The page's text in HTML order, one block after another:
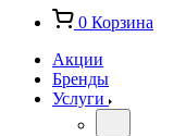
0 Корзина
Акции
Бренды
Услуги